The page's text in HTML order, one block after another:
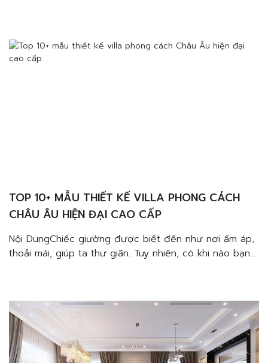
TOP 10+ MẪU THIẾT KẾ VILLA PHONG CÁCH
CHÂU ÂU HIỆN ĐẠI CAO CẤP
Nội DungChiếc giường được biết đến như nơi ấm áp,
thoải mái, giúp ta thư giãn. Tuy nhiên, có khi nào bạn